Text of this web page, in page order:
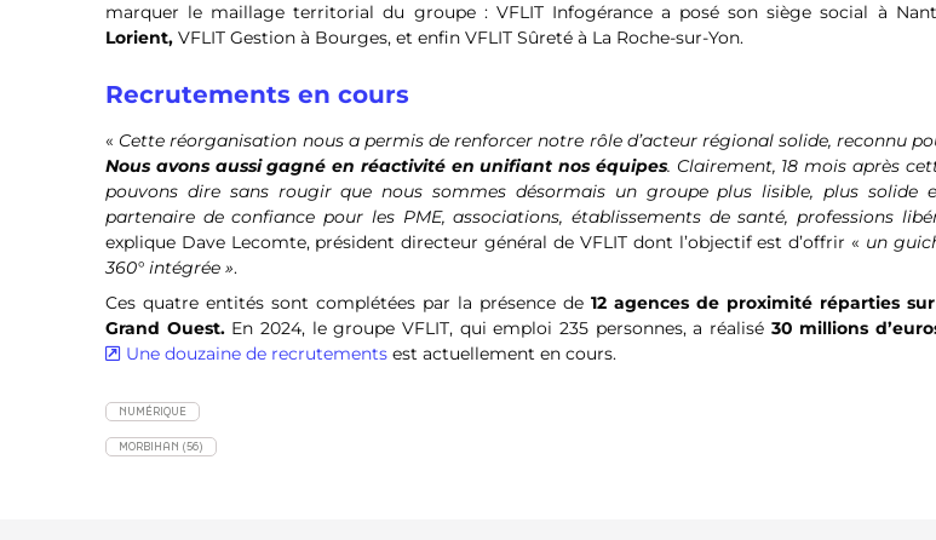
marquer le maillage territorial du groupe : VFLIT Infogérance a posé son siège social à
Lorient, VFLIT Gestion à Bourges, et enfin VFLIT Sûreté à La Roche-sur-Yon.
Recrutements en cours
« Cette réorganisation nous a permis de renforcer notre rôle d’acteur régional solide, reconnu
Nous avons aussi gagné en réactivité en unifiant nos équipes. Clairement, 18 mois après
pouvons dire sans rougir que nous sommes désormais un groupe plus lisible, plus solide
partenaire de confiance pour les PME, associations, établissements de santé, professions
explique Dave Lecomte, président directeur général de VFLIT dont l’objectif est d’offrir « un
360° intégrée ».
Ces quatre entités sont complétées par la présence de 12 agences de proximité réparties
Grand Ouest.En 2024, le groupe VFLIT, qui emploi 235 personnes, a réalisé 30 millions
Une douzaine de recrutements est actuellement en cours.
NUMÉRIQUE
MORBIHAN (56)